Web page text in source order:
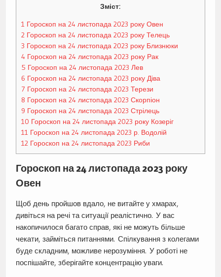
Зміст:
1 Гороскоп на 24 листопада 2023 року Овен
2Гороскоп на 24 листопада 2023 року Телець
3 Гороскоп на 24 листопада 2023 року Близнюки
4 Гороскоп на 24 листопада 2023 року Рак
5 Гороскоп на 24 листопада 2023 Лев
6 Гороскоп на 24 листопада 2023 року Діва
7 Гороскоп на 24 листопада 2023 Терези
8 Гороскоп на 24 листопада 2023 Скорпіон
9 Гороскоп на 24 листопада 2023 Стрілець
10 Гороскоп на 24 листопада 2023 року Козеріг
11 Гороскоп на 24 листопада 2023 р. Водолій
12Гороскоп на 24 листопада 2023 Риби
Гороскоп на 24 листопада 2023 року
Овен
Щоб день пройшов вдало, не витайте у хмарах,
дивіться на речі та ситуації реалістично. У вас
накопичилося багато справ, які не можуть більше
чекати, займіться питаннями. Спілкування з колегами
буде складним, можливе нерозуміння. У роботі не
поспішайте, зберігайте концентрацію уваги.